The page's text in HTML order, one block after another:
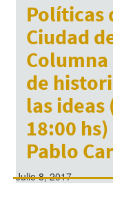
Políticas
Ciudad
de
las ideas
18:00
Pablo
Julio 8, 2017